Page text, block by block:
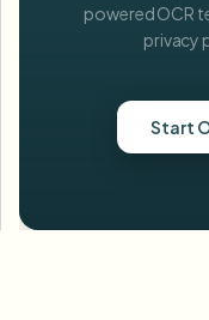
powered OCR
privacy
Start